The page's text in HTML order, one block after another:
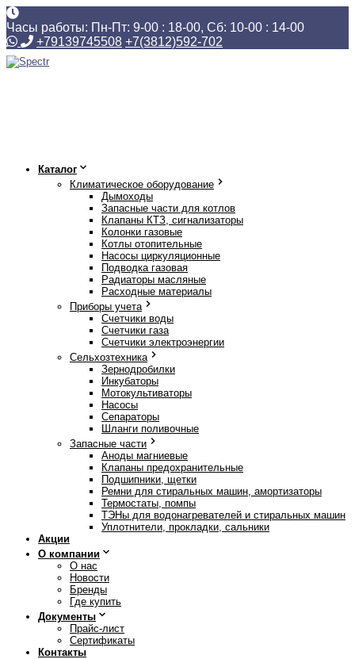
Часы работы: Пн-Пт: 9-00 : 18-00, Сб: 10-00 : 14-00
+79139745508 +7(3812)592-702
Каталог
Климатическое оборудование
Дымоходы
Запасные части для котлов
Клапаны КТЗ, сигнализаторы
Колонки газовые
Котлы отопительные
Насосы циркуляционные
Подводка газовая
Радиаторы масляные
Расходные материалы
Приборы учета
Счетчики воды
Счетчики газа
Счетчики электроэнергии
Сельхозтехника
Зернодробилки
Инкубаторы
Мотокультиваторы
Насосы
Сепараторы
Шланги поливочные
Запасные части
Аноды магниевые
Клапаны предохранительные
Подшипники, щетки
Ремни для стиральных машин, амортизаторы
Термостаты, помпы
ТЭНы для водонагревателей и стиральных машин
Уплотнители, прокладки, сальники
Акции
О компании
О нас
Новости
Бренды
Где купить
Документы
Прайс-лист
Сертификаты
Контакты